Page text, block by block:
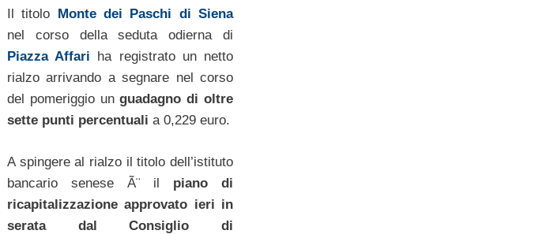
Il titolo
Monte dei Paschi di Siena
nel corso della seduta odierna di
Piazza Affari ha registrato un netto
rialzo arrivando a segnare nel corso
del pomeriggio unguadagno di oltre
sette punti percentuali a 0,229 euro.
A spingere al rialzo il titolo dell’istituto
bancario senese Ã¨ il piano di
ricapitalizzazione approvato ieri in
serata dal Consiglio di